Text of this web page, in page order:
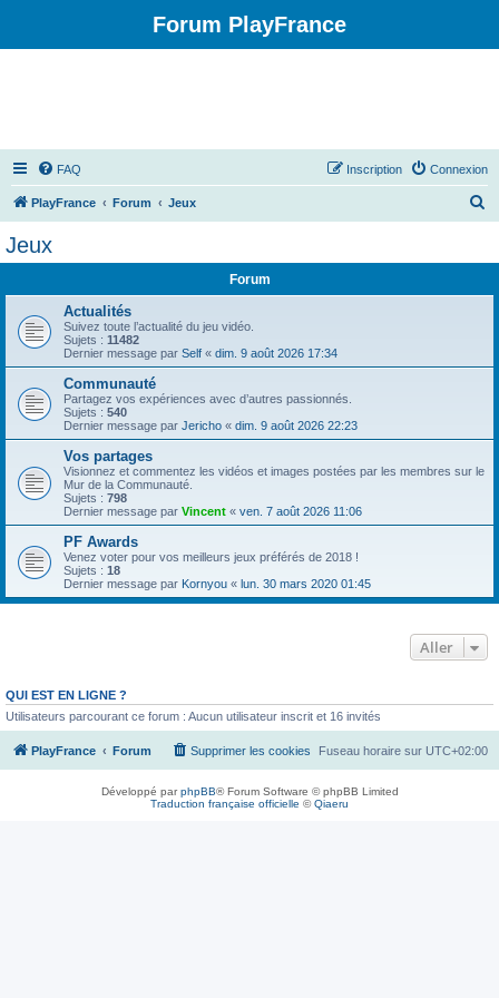
Forum PlayFrance
FAQ Connexion
Inscription
PlayFrance Forum Jeux
r
Jeux
Forum
Actualités
Suivez toute l’actualité du jeu vidéo.
Sujets : 11482
Dernier message par Self « dim. 9 août 2026 17:34
Communauté
Partagez vos expériences avec d’autres passionnés.
Sujets : 540
Dernier message par Jericho « dim. 9 août 2026 22:23
Vos partages
Visionnez et commentez les vidéos et images postées par les membres sur le
Mur de la Communauté.
Sujets : 798
Dernier message par Vincent « ven. 7 août 2026 11:06
PF Awards
Venez voter pour vos meilleurs jeux préférés de 2018 !
Sujets : 18
Dernier message par Kornyou « lun. 30 mars 2020 01:45
Aller
QUI EST EN LIGNE ?
Utilisateurs parcourant ce forum : Aucun utilisateur inscrit et 16 invités
PlayFrance Forum Fuseau horaire sur UTC+02:00
Supprimer les cookies
Développé parphpBB® Forum Software © phpBB Limited
Traduction française officielle ©Qiaeru